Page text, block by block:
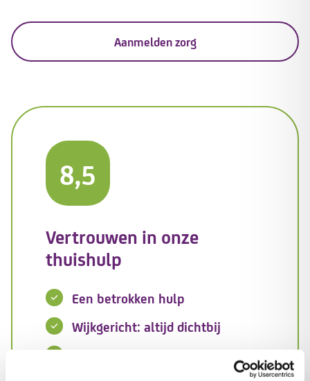
Aanmelden zorg
8,5
Vertrouwen in onze
thuishulp
Een betrokken hulp
Wijkgericht: altijd dichtbij